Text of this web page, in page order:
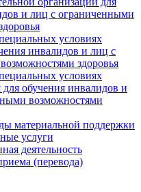
и лиц с ограниченными
условиях
инвалидов и лиц с
здоровья
условиях
для обучения инвалидов и
возможностями
материальной поддержки
услуги
деятельность
(перевода)